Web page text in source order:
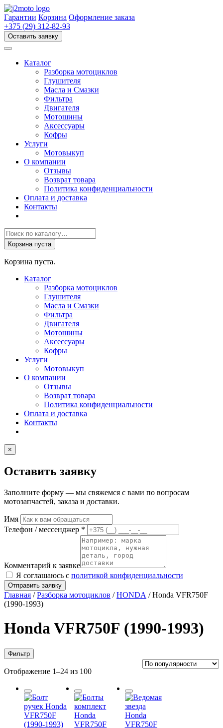
Перейти
к
содержимому
Гарантии Корзина Оформление заказа
+375 (29) 312-82-93
Оставить заявку
Каталог
Разборка мотоциклов
Глушителя
Масла и Смазки
Фильтра
Двигателя
Мотошины
Аксессуары
Кофры
Услуги
Мотовыкуп
О компании
Отзывы
Возврат товара
Политика конфиденциальности
Оплата и доставка
Контакты
Поиск
товаров
Корзина пуста
Корзина пуста.
Каталог
Разборка мотоциклов
Глушителя
Масла и Смазки
Фильтра
Двигателя
Мотошины
Аксессуары
Кофры
Услуги
Мотовыкуп
О компании
Отзывы
Возврат товара
Политика конфиденциальности
Оплата и доставка
Контакты
×
Оставить заявку
Заполните форму — мы свяжемся с вами по вопросам
мотозапчастей, заказа и доставки.
Имя
Телефон / мессенджер *
Комментарий к заявке
Я соглашаюсь с политикой конфиденциальности
Отправить заявку
Главная /Разборка мотоциклов /HONDA / Honda VFR750F
(1990-1993)
Honda VFR750F (1990-1993)
Фильтр
Отображение 1–24 из 100